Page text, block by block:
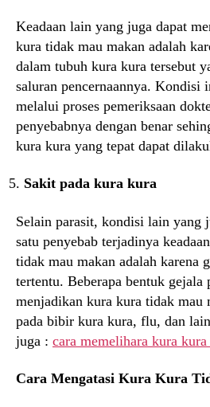
Keadaan lain yang juga dapat
kura tidak mau makan adalah
dalam tubuh kura kura tersebut
saluran pencernaannya. Kondisi
melalui proses pemeriksaan
penyebabnya dengan benar
kura kura yang tepat dapat
Sakit pada kura kura
Selain parasit, kondisi lain yang
satu penyebab terjadinya
tidak mau makan adalah karena
tertentu. Beberapa bentuk gejala
menjadikan kura kura tidak mau
pada bibir kura kura, flu, dan
juga : cara memelihara kura
Cara Mengatasi Kura Kura